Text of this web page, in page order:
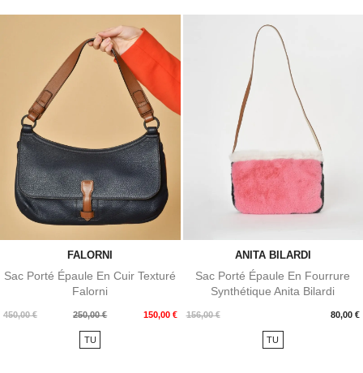
FALORNI
Sac Porté Épaule En Cuir Texturé
Falorni
450,00 €
Prix
250,00 € 150,00 €
Prix
TU
ANITA BILARDI
Sac Porté Épaule En Fourrure
Synthétique Anita Bilardi
156,00 € 80,00 €
Prix
TU